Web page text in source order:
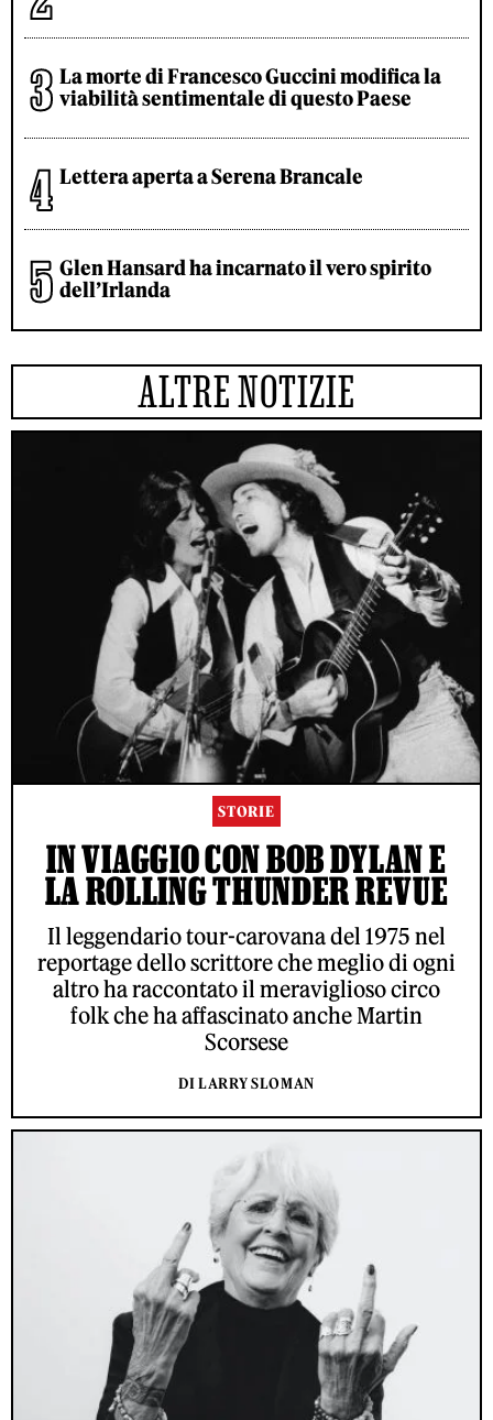
La morte di Francesco Guccini modifica la
viabilità sentimentale di questo Paese
Lettera aperta a Serena Brancale
Glen Hansard ha incarnato il vero spirito
dell’Irlanda
ALTRE NOTIZIE
STORIE
IN VIAGGIO CON BOB DYLAN E
LA ROLLING THUNDER REVUE
Il leggendario tour-carovana del 1975 nel
reportage dello scrittore che meglio di ogni
altro ha raccontato il meraviglioso circo
folk che ha affascinato anche Martin
Scorsese
DI LARRY SLOMAN